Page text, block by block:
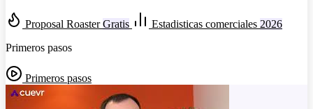
Proposal Roaster Gratis Estadisticas comerciales 2026
Primeros pasos
Primeros pasos